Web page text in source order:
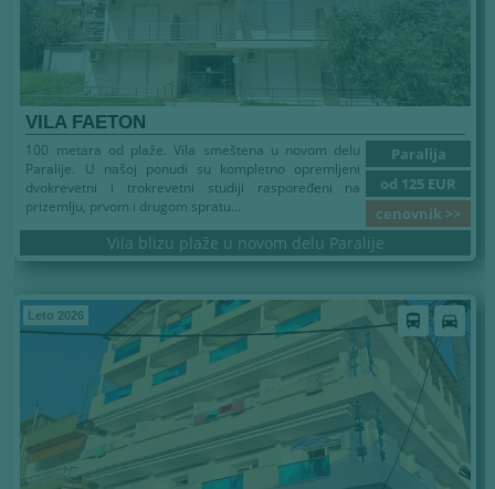
VILA FAETON
Paralija
od 125 EUR
cenovnik >>
100 metara od plaže. Vila smeštena u novom delu
Paralije. U našoj ponudi su kompletno opremljeni
dvokrevetni i trokrevetni studiji raspoređeni na
prizemlju, prvom i drugom spratu...
Vila blizu plaže u novom delu Paralije
Leto 2026 directions_bus directions_car